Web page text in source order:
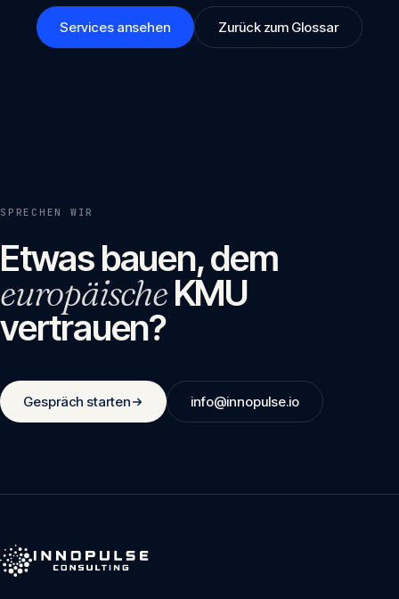
Services ansehen Zurück zum Glossar
SPRECHEN WIR
Etwas bauen, dem
europäischeKMU
vertrauen?
Gespräch starten info@innopulse.io